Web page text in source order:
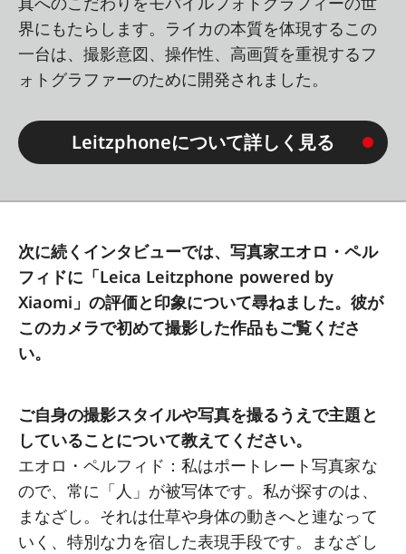
界にもたらします。ライカの本質を体現するこの
一台は、撮影意図、操作性、高画質を重視するフ
ォトグラファーのために開発されました。
Leitzphoneについて詳しく見る
次に続くインタビューでは、写真家エオロ・ペル
フィドに「Leica Leitzphone powered by
Xiaomi」の評価と印象について尋ねました。彼が
このカメラで初めて撮影した作品もご覧くださ
い。
ご自身の撮影スタイルや写真を撮るうえで主題と
していることについて教えてください。
エオロ・ペルフィド：私はポートレート写真家な
ので、常に「人」が被写体です。私が探すのは、
まなざし。それは仕草や身体の動きへと連なって
いく、特別な力を宿した表現手段です。まなざし